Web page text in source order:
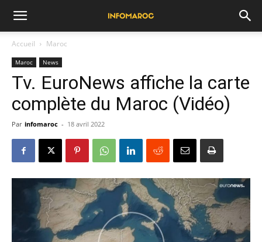
Accueil Maroc
Maroc News
Tv. EuroNews affiche la carte
complète du Maroc (Vidéo)
Par infomaroc - 18 avril 2022